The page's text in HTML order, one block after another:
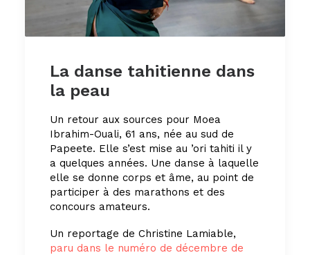
La danse tahitienne dans
la peau
Un retour aux sources pour Moea
Ibrahim-Ouali, 61 ans, née au sud de
Papeete. Elle s’est mise au ’ori tahiti il y
a quelques années. Une danse à laquelle
elle se donne corps et âme, au point de
participer à des marathons et des
concours amateurs.
Un reportage de Christine Lamiable,
paru dans le numéro de décembre de